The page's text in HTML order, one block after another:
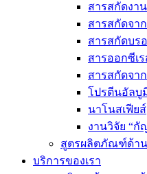
สารสกัดงา
สารสกัดจา
สารสกัดบร
สารออกซีเ
สารสกัดจา
โปรตีนอัลบู
นาโนสเฟียส์
งานวิจัย “กั
สูตรผลิตภัณฑ์ด้าน
บริการของเรา